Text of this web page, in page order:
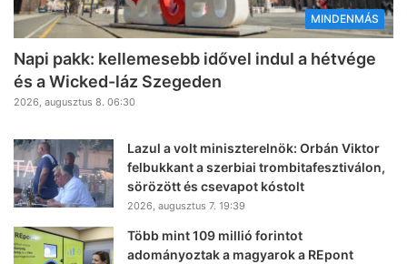
MINDENMÁS
Napi pakk: kellemesebb idővel indul a hétvége
és a Wicked-láz Szegeden
2026, augusztus 8. 06:30
Lazul a volt miniszterelnök: Orbán Viktor
felbukkant a szerbiai trombitafesztiválon,
sörözött és csevapot kóstolt
2026, augusztus 7. 19:39
Több mint 109 millió forintot
adományoztak a magyarok a REpont